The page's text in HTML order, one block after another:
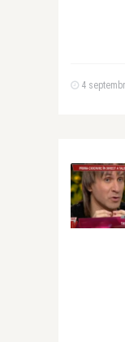
4